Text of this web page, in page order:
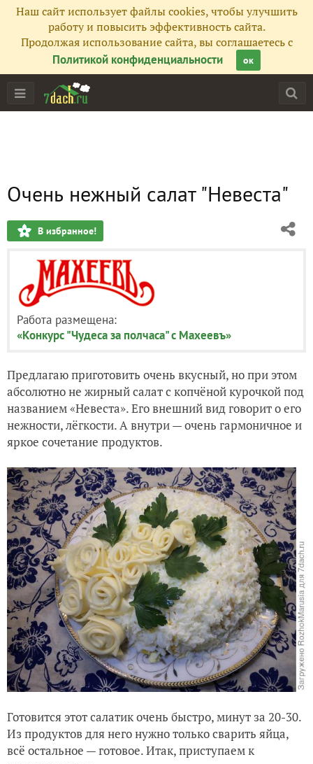
Наш сайт использует файлы cookies, чтобы улучшить
работу и повысить эффективность сайта.
Продолжая использование сайта, вы соглашаетесь с
Политикой конфиденциальности
ок
Очень нежный салат "Невеста"
В избранное!
Работа размещена:
«Конкурс "Чудеса за полчаса" с Махеевъ»
Предлагаю приготовить очень вкусный, но при этом
абсолютно не жирный салат с копчёной курочкой под
названием «Невеста». Его внешний вид говорит о его
нежности, лёгкости. А внутри — очень гармоничное и
яркое сочетание продуктов.
Готовится этот салатик очень быстро, минут за 20-30.
Из продуктов для него нужно только сварить яйца,
всё остальное — готовое. Итак, приступаем к